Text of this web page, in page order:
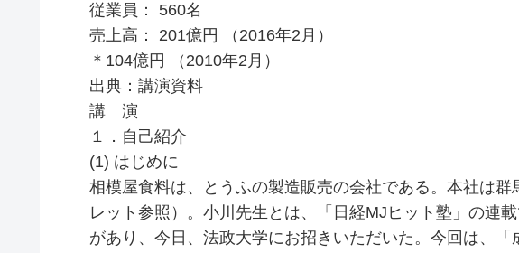
従業員： 560名
売上高： 201億円 （2016年2月）
＊104億円 （2010年2月）
出典：講演資料
講 演
１．自己紹介
(1) はじめに
相模屋食料は、とうふの製造販売の会社である。本社は
レット参照）。小川先生とは、「日経MJヒット塾」の連
があり、今日、法政大学にお招きいただいた。今回は、